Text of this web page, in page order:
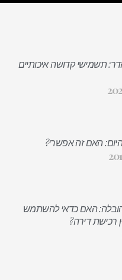
תשמישי קדושה איכותיים
האם זה אפשרי?
הובלה: האם כדאי להשתמש
רכישת דירה?